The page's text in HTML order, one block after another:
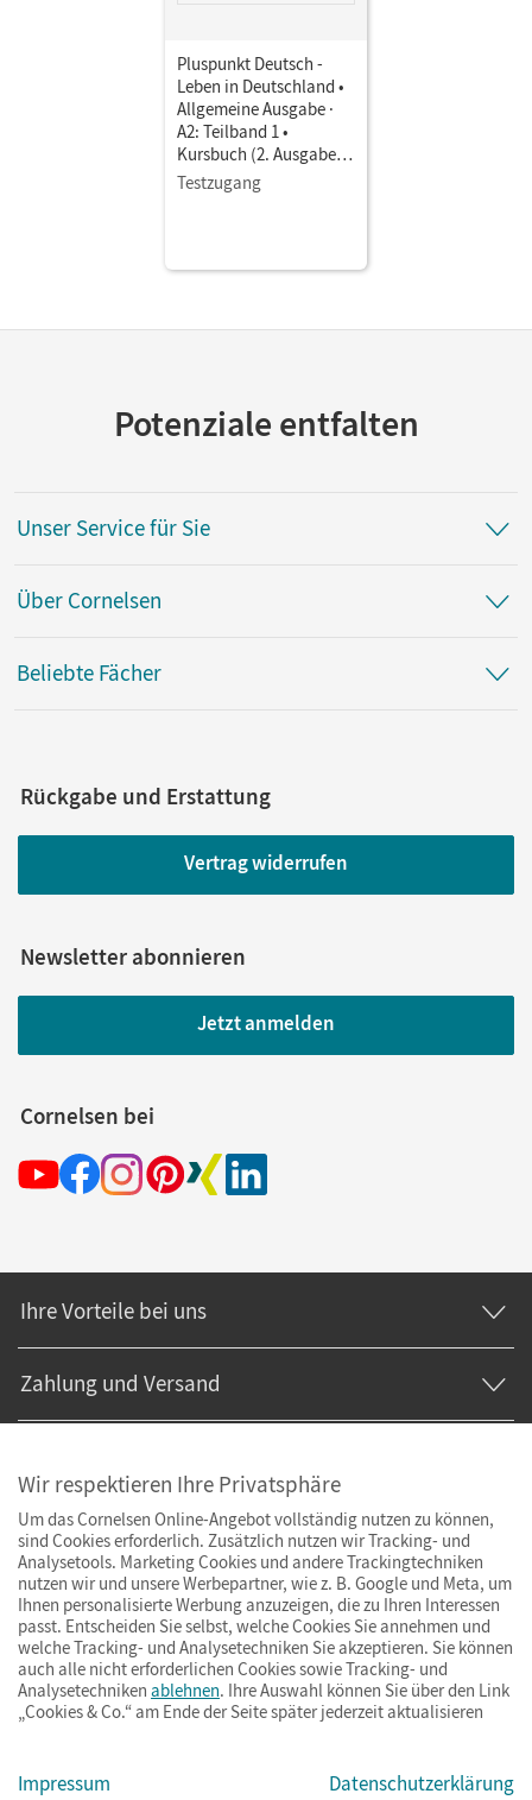
Pluspunkt Deutsch -
Leben in Deutschland •
Allgemeine Ausgabe ·
A2: Teilband 1 •
Kursbuch (2. Ausgabe)
als E-Book Mit Medien
Testzugang
Potenziale entfalten
Unser Service für Sie
Über Cornelsen
Beliebte Fächer
Rückgabe und Erstattung
Vertrag widerrufen
Newsletter abonnieren
Jetzt anmelden
Cornelsen bei
Ihre Vorteile bei uns
Zahlung und Versand
© Cornelsen Verlag 2026
ImpressumAGBDatenschutzBarrierefreiheitCookies & Co.
Wir respektieren Ihre Privatsphäre
Um das Cornelsen Online-Angebot vollständig nutzen zu können,
sind Cookies erforderlich. Zusätzlich nutzen wir Tracking- und
Analysetools. Marketing Cookies und andere Trackingtechniken
nutzen wir und unsere Werbepartner, wie z. B. Google und Meta, um
Ihnen personalisierte Werbung anzuzeigen, die zu Ihren Interessen
passt. Entscheiden Sie selbst, welche Cookies Sie annehmen und
welche Tracking- und Analysetechniken Sie akzeptieren. Sie können
auch alle nicht erforderlichen Cookies sowie Tracking- und
Analysetechniken ablehnen. Ihre Auswahl können Sie über den Link
„Cookies & Co.“ am Ende der Seite später jederzeit aktualisieren
Impressum Datenschutzerklärung